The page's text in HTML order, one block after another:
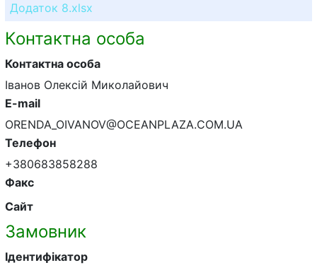
Додаток 8.xlsx
Контактна особа
Контактна особа
Іванов Олексій Миколайович
E-mail
ORENDA_OIVANOV@OCEANPLAZA.COM.UA
Телефон
+380683858288
Факс
Сайт
Замовник
Ідентифікатор